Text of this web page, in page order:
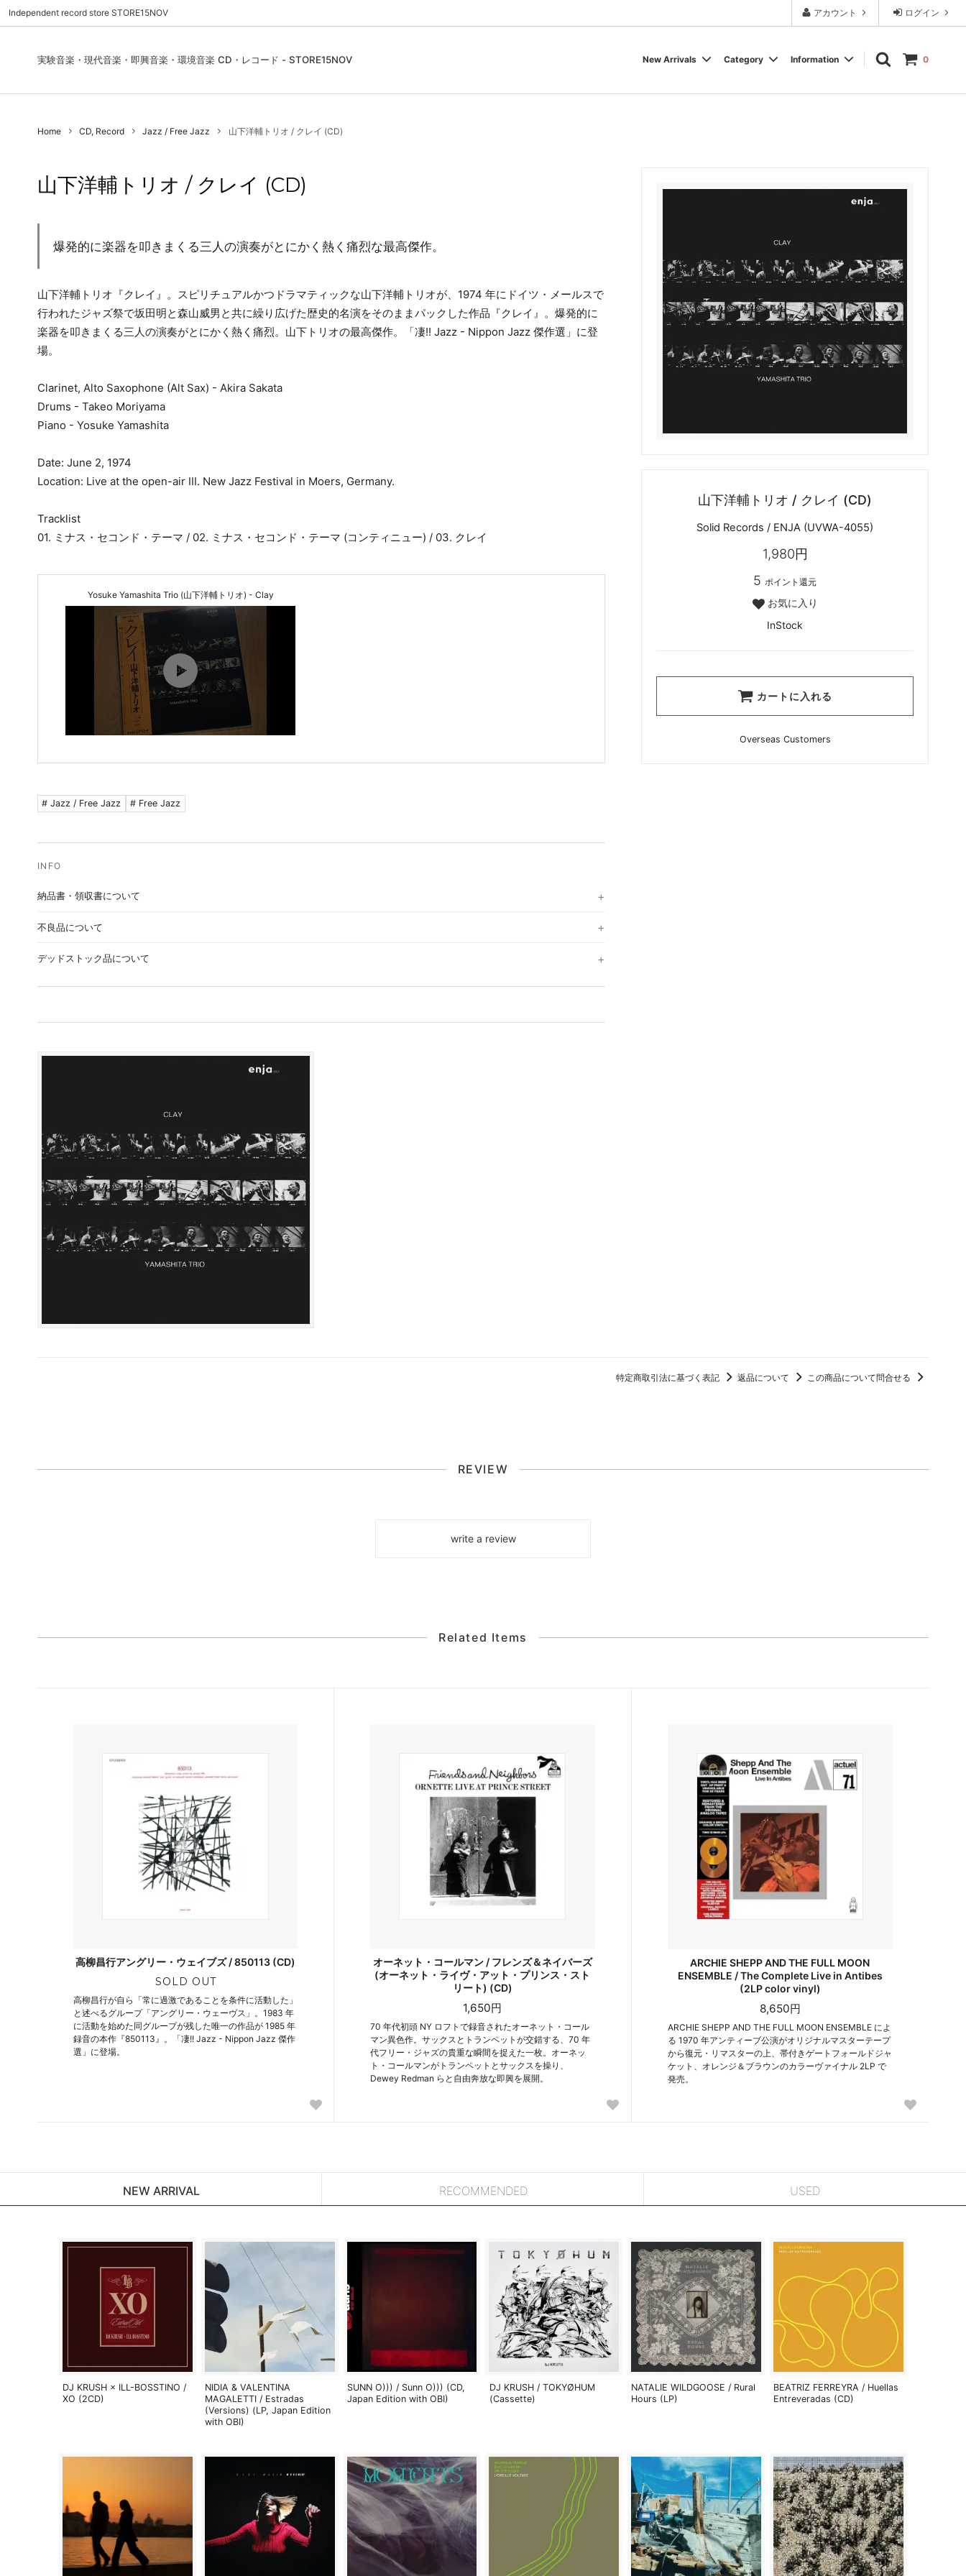
ログイン
アカウント
Independent record store STORE15NOV
実験音楽・現代音楽・即興音楽・環境音楽 CD・レコード - STORE15NOV 0
New Arrivals
Used - CD, Record DVD, VIDEO
Category
Folk / World / Country Jazz / Free Jazz
Heads / Club Jazz House
Information
Contact Us | お問合わせ お気に入りリスト
Home CD, Record Jazz / Free Jazz 山下洋輔トリオ / クレイ (CD)
山下洋輔トリオ / クレイ (CD)
Solid Records / ENJA (UVWA-4055)
1,980円
5 ポイント還元
お気に入り
InStock
カートに入れる
Overseas Customers
山下洋輔トリオ / クレイ (CD)
爆発的に楽器を叩きまくる三人の演奏がとにかく熱く痛烈な最高傑作。
山下洋輔トリオ『クレイ』。スピリチュアルかつドラマティックな山下洋輔トリオが、1974 年にドイツ・メールスで
行われたジャズ祭で坂田明と森山威男と共に繰り広げた歴史的名演をそのままパックした作品『クレイ』。爆発的に
楽器を叩きまくる三人の演奏がとにかく熱く痛烈。山下トリオの最高傑作。「凄!! Jazz - Nippon Jazz 傑作選」に登
場。
Clarinet, Alto Saxophone (Alt Sax) - Akira Sakata
Drums - Takeo Moriyama
Piano - Yosuke Yamashita
Date: June 2, 1974
Location: Live at the open-air III. New Jazz Festival in Moers, Germany.
Tracklist
01. ミナス・セコンド・テーマ / 02. ミナス・セコンド・テーマ (コンティニュー) / 03. クレイ
Yosuke Yamashita Trio (山下洋輔トリオ) - Clay
# Jazz / Free Jazz # Free Jazz
納品書・領収書について
不良品について
デッドストック品について
特定商取引法に基づく表記 返品について この商品について問合せる
REVIEW
write a review
Related Items
高柳昌行アングリー・ウェイブズ / 850113 (CD)
SOLD OUT
高柳昌行が自ら「常に過激であることを条件に活動した」
と述べるグループ「アングリー・ウェーヴス」。1983 年
に活動を始めた同グループが残した唯一の作品が 1985 年
録音の本作『850113』。「凄!! Jazz - Nippon Jazz 傑作
選」に登場。
オーネット・コールマン / フレンズ＆ネイバーズ
(オーネット・ライヴ・アット・プリンス・スト
リート) (CD)
1,650円
70 年代初頭 NY ロフトで録音されたオーネット・コール
マン異色作。サックスとトランペットが交錯する、70 年
代フリー・ジャズの貴重な瞬間を捉えた一枚。オーネッ
ト・コールマンがトランペットとサックスを操り、
Dewey Redman らと自由奔放な即興を展開。
ARCHIE SHEPP AND THE FULL MOON
ENSEMBLE / The Complete Live in Antibes
(2LP color vinyl)
8,650円
ARCHIE SHEPP AND THE FULL MOON ENSEMBLE によ
る 1970 年アンティーブ公演がオリジナルマスターテープ
から復元・リマスターの上、帯付きゲートフォールドジャ
ケット、オレンジ＆ブラウンのカラーヴァイナル 2LP で
発売。
NEW ARRIVAL RECOMMENDED USED
DJ KRUSH × ILL-BOSSTINO /
XO (2CD)
NIDIA & VALENTINA
MAGALETTI / Estradas
(Versions) (LP, Japan Edition
with OBI)
SUNN O))) / Sunn O))) (CD,
Japan Edition with OBI)
DJ KRUSH / TOKYØHUM
(Cassette)
NATALIE WILDGOOSE / Rural
Hours (LP)
BEATRIZ FERREYRA / Huellas
Entreveradas (CD)